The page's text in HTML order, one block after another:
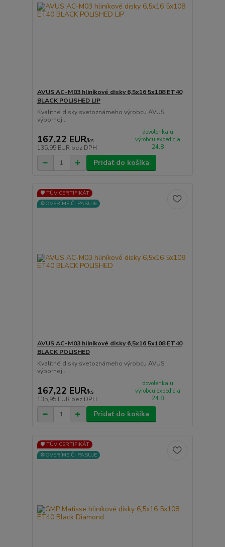
AVUS AC-M03 hliníkové disky 6,5x16 5x108 ET40
BLACK POLISHED LIP
Kvalitné disky svetoznámeho výrobcu AVUS
výbornej...
167,22 EUR/ks
135,95 EUR bez DPH
dovolenka u
výrobcu,expedicia
24.8
Pridať do košíka
🛡️ TÜV CERTIFIKÁT
⚙️OVERÍME ČI PASUJE
AVUS AC-M03 hliníkové disky 6,5x16 5x108 ET40
BLACK POLISHED
Kvalitné disky svetoznámeho výrobcu AVUS
výbornej...
167,22 EUR/ks
135,95 EUR bez DPH
dovolenka u
výrobcu,expedicia
24.8
Pridať do košíka
🛡️ TÜV CERTIFIKÁT
⚙️OVERÍME ČI PASUJE